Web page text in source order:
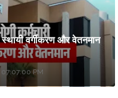
वर्गीकरण और वेतनमान
PM